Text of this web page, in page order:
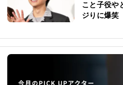
こと子役や
ジりに爆笑